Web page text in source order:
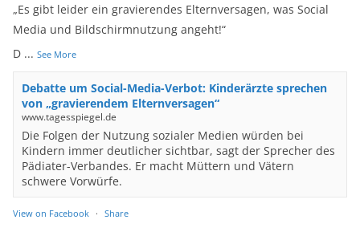
„Es gibt leider ein gravierendes Elternversagen, was Social
Media und Bildschirmnutzung angeht!“
D ... See More
Debatte um Social-Media-Verbot: Kinderärzte sprechen
von „gravierendem Elternversagen“
www.tagesspiegel.de
Die Folgen der Nutzung sozialer Medien würden bei
Kindern immer deutlicher sichtbar, sagt der Sprecher des
Pädiater-Verbandes. Er macht Müttern und Vätern
schwere Vorwürfe.
View on Facebook · Share